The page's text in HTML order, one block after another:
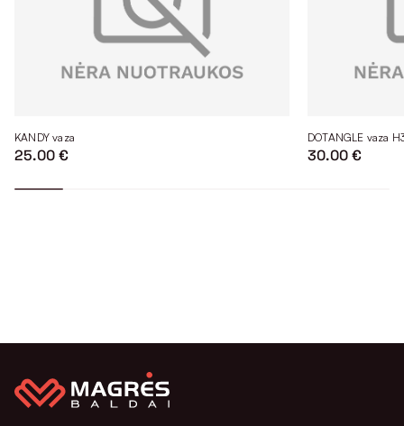
KANDY vaza
25.00 €
DOTANGLE vaza
30.00 €